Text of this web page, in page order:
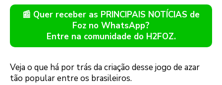
📰 Quer receber as PRINCIPAIS NOTÍCIAS de
Foz no WhatsApp?
Entre na comunidade do H2FOZ.
Veja o que há por trás da criação desse jogo de azar
tão popular entre os brasileiros.